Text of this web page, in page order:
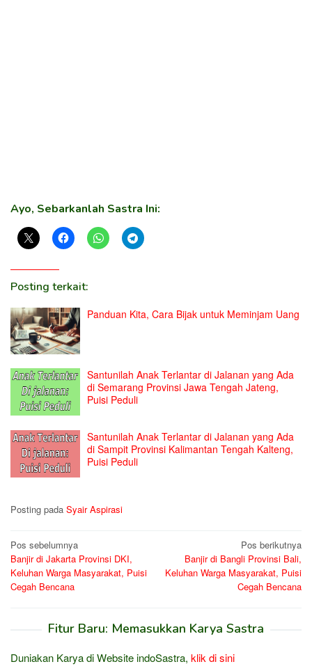
Ayo, Sebarkanlah Sastra Ini:
Posting terkait:
Panduan Kita, Cara Bijak untuk Meminjam Uang
Santunilah Anak Terlantar di Jalanan yang Ada
di Semarang Provinsi Jawa Tengah Jateng,
Puisi Peduli
Santunilah Anak Terlantar di Jalanan yang Ada
di Sampit Provinsi Kalimantan Tengah Kalteng,
Puisi Peduli
Posting pada Syair Aspirasi
Navigasi
pos
Pos sebelumnya
Banjir di Jakarta Provinsi DKI,
Keluhan Warga Masyarakat, Puisi
Cegah Bencana
Pos berikutnya
Banjir di Bangli Provinsi Bali,
Keluhan Warga Masyarakat, Puisi
Cegah Bencana
Fitur Baru: Memasukkan Karya Sastra
Duniakan Karya di Website indoSastra, klik di sini